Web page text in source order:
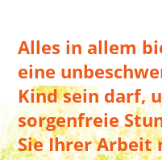
Alles in allem
eine
Kind sein darf,
sorgenfreie
Sie Ihrer Arbeit